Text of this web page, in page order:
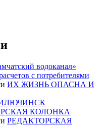
водоканал»
с потребителями
ИХ ЖИЗНЬ ОПАСНА И
КОЛОНКА
РЕДАКТОРСКАЯ